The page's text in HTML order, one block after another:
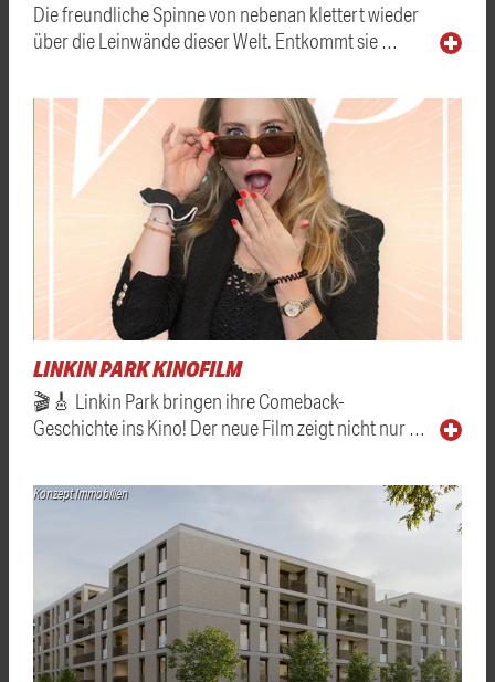
Die freundliche Spinne von nebenan klettert wieder
über die Leinwände dieser Welt. Entkommt sie …
LINKIN PARK KINOFILM
🎬🎸 Linkin Park bringen ihre Comeback-
Geschichte ins Kino! Der neue Film zeigt nicht nur …
Konzept Immobilien